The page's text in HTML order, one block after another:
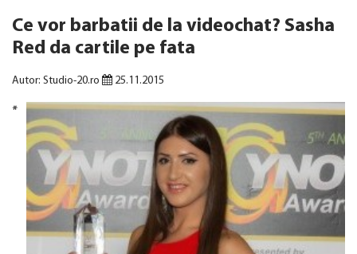
Ce vor barbatii de la videochat? Sasha
Red da cartile pe fata
Autor: Studio-20.ro 25.11.2015
*